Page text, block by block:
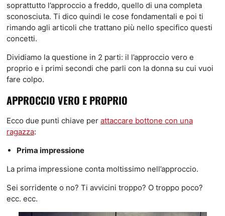
soprattutto l’approccio a freddo, quello di una completa
sconosciuta. Ti dico quindi le cose fondamentali e poi ti
rimando agli articoli che trattano più nello specifico questi
concetti.
Dividiamo la questione in 2 parti: il l’approccio vero e
proprio e i primi secondi che parli con la donna su cui vuoi
fare colpo.
APPROCCIO VERO E PROPRIO
Ecco due punti chiave per attaccare bottone con una
ragazza:
Prima impressione
La prima impressione conta moltissimo nell’approccio.
Sei sorridente o no? Ti avvicini troppo? O troppo poco?
ecc. ecc.